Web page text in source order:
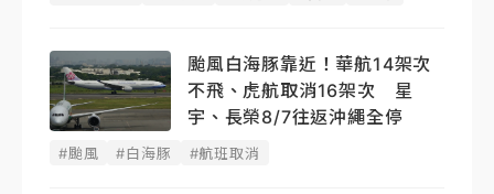
颱風白海豚靠近！華航14架次
不飛、虎航取消16架次 星
宇、長榮8/7往返沖繩全停
#颱風 #白海豚 #航班取消